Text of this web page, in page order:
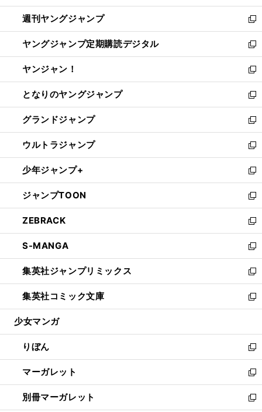
開
く
ウ
で
開
く
ン
ド
ウ
で
開
く
ウ
ィ
ン
ド
ウ
で
開
く
週刊ヤングジャンプ
新
し
い
ウ
ィ
ン
ド
ウ
で
開
く
ヤングジャンプ定期購読デジタル
新
し
い
ウ
ィ
ン
ド
ウ
で
開
く
ヤンジャン！
新
し
い
ウ
ィ
ン
ド
ウ
で
開
く
となりのヤングジャンプ
新
し
い
ウ
ィ
ン
ド
ウ
で
開
く
グランドジャンプ
新
し
い
ウ
ィ
ン
ド
ウ
で
開
く
ウルトラジャンプ
新
し
い
ウ
ィ
ン
ド
ウ
で
開
く
少年ジャンプ+
新
し
い
ウ
ィ
ン
ド
ウ
で
開
く
ジャンプTOON
新
し
い
ウ
ィ
ン
ド
ウ
で
開
ZEBRACK
新
し
い
ウ
ィ
ン
ド
ウ
開
く
S-MANGA
新
し
い
ウ
ィ
ン
ウ
で
開
く
集英社ジャンプリミックス
新
し
い
ウ
ン
ド
ウ
で
開
く
集英社コミック文庫
新
し
ウ
ィ
ン
ド
ウ
で
開
少女マンガ
りぼん
新
し
い
ウ
ィ
マーガレット
新
し
い
別冊マーガレット
新